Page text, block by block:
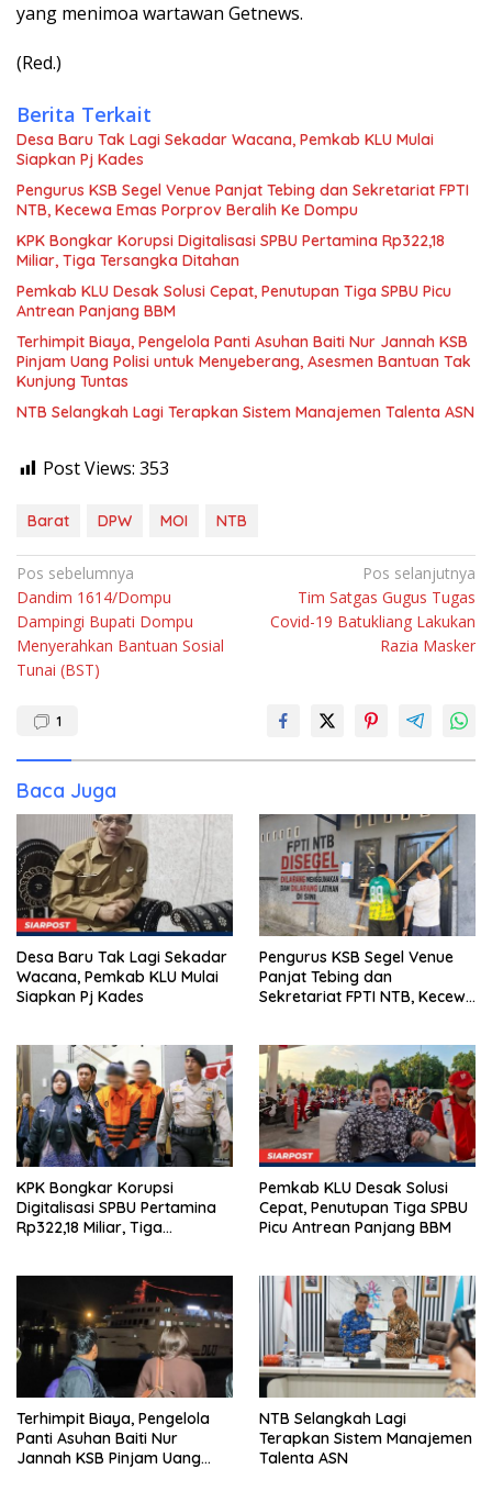
yang menimoa wartawan Getnews.
(Red.)
Berita Terkait
Desa Baru Tak Lagi Sekadar Wacana, Pemkab KLU Mulai
Siapkan Pj Kades
Pengurus KSB Segel Venue Panjat Tebing dan Sekretariat FPTI
NTB, Kecewa Emas Porprov Beralih Ke Dompu
KPK Bongkar Korupsi Digitalisasi SPBU Pertamina Rp322,18
Miliar, Tiga Tersangka Ditahan
Pemkab KLU Desak Solusi Cepat, Penutupan Tiga SPBU Picu
Antrean Panjang BBM
Terhimpit Biaya, Pengelola Panti Asuhan Baiti Nur Jannah KSB
Pinjam Uang Polisi untuk Menyeberang, Asesmen Bantuan Tak
Kunjung Tuntas
NTB Selangkah Lagi Terapkan Sistem Manajemen Talenta ASN
Post Views: 353
Barat DPW MOI NTB
Navigasi
pos
Pos sebelumnya
Dandim 1614/Dompu
Dampingi Bupati Dompu
Menyerahkan Bantuan Sosial
Tunai (BST)
Pos selanjutnya
Tim Satgas Gugus Tugas
Covid-19 Batukliang Lakukan
Razia Masker
1
Baca Juga
Desa Baru Tak Lagi Sekadar
Wacana, Pemkab KLU Mulai
Siapkan Pj Kades
Pengurus KSB Segel Venue
Panjat Tebing dan
Sekretariat FPTI NTB, Kecewa
KPK Bongkar Korupsi
Digitalisasi SPBU Pertamina
Rp322,18 Miliar, Tiga
Pemkab KLU Desak Solusi
Cepat, Penutupan Tiga SPBU
Picu Antrean Panjang BBM
Terhimpit Biaya, Pengelola
Panti Asuhan Baiti Nur
Jannah KSB Pinjam Uang
NTB Selangkah Lagi
Terapkan Sistem Manajemen
Talenta ASN